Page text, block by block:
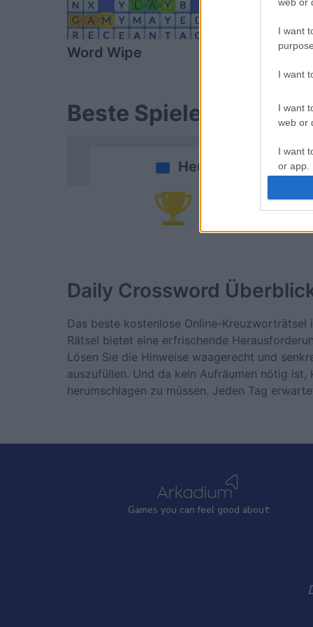
I want
I want
I want
web or
I want
or app.
I want
Word Wipe Sunday
Beste Spielergebnisse
Heute
Daily Crossword
Das beste kostenlose Online-Kreuzworträtsel
Rätsel bietet eine erfrischende
Lösen Sie die Hinweise waagerecht und
auszufüllen. Und da kein Aufräumen nötig
herumschlagen zu müssen. Jeden Tag
Games you can feel good about